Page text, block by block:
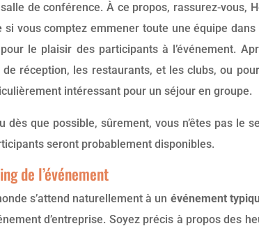
de conférence. À ce propos, rassurez-
si vous comptez emmener toute une équipe
le plaisir des participants à l’événement.
réception, les restaurants, et les clubs, ou
intéressant pour un séjour en groupe.
que possible, sûrement, vous n’êtes pas le
seront probablement disponibles.
de l’événement
s’attend naturellement à un événement
d’entreprise. Soyez précis à propos des